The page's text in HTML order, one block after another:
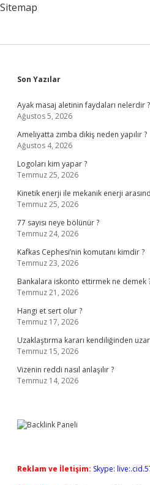
Sitemap
Sidebar
Son Yazılar
Ayak masaj aletinin faydaları nelerdir ?
Ağustos 5, 2026
Ameliyatta zımba dikiş neden yapılır ?
Ağustos 4, 2026
Logoları kim yapar ?
Temmuz 25, 2026
Kinetik enerji ile mekanik enerji
Temmuz 25, 2026
77 sayısı neye bölünür ?
Temmuz 24, 2026
Kafkas Cephesi’nin komutanı kimdir ?
Temmuz 23, 2026
Bankalara iskonto ettirmek ne demek
Temmuz 21, 2026
Hangi et sert olur ?
Temmuz 17, 2026
Uzaklaştırma kararı kendiliğinden uzar
Temmuz 15, 2026
Vizenin reddi nasıl anlaşılır ?
Temmuz 14, 2026
Reklam ve İletişim: Skype: